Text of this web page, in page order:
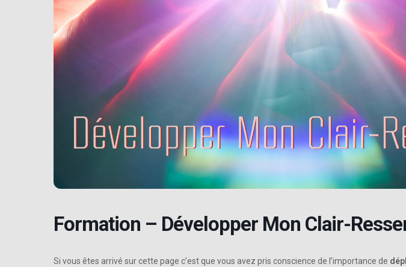
Formation – Développer Mon Clair-
Si vous êtes arrivé sur cette page c’est que vous avez pris conscience de l’importance de